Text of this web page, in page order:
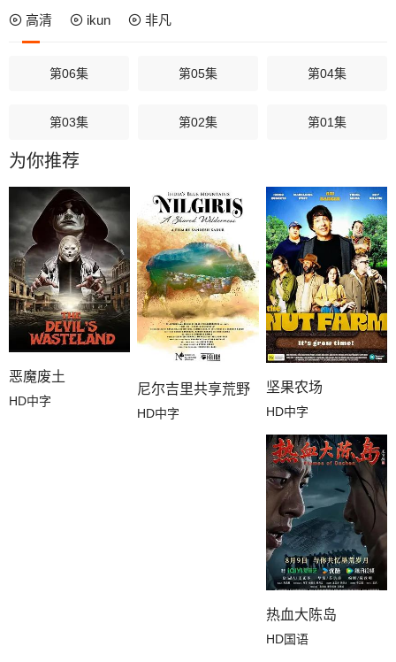
高清 ikun 非凡
第06集 第05集 第04集
第03集 第02集 第01集
为你推荐
恶魔废土
HD中字
尼尔吉里共享荒野
HD中字
坚果农场
HD中字
热血大陈岛
HD国语